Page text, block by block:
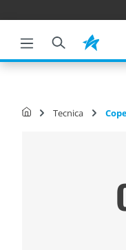
Passa
Tecnica